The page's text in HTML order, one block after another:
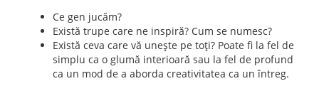
Ce gen jucăm?
Există trupe care ne inspiră? Cum se numesc?
Există ceva care vă unește pe toți? Poate fi la fel de
simplu ca o glumă interioară sau la fel de profund
ca un mod de a aborda creativitatea ca un întreg.